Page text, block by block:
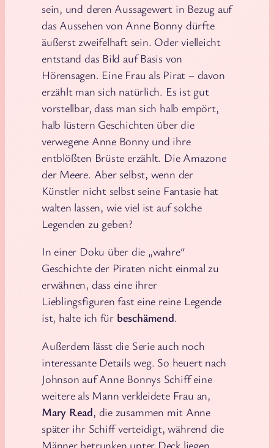
sein, und deren Aussagewert in Bezug auf
das Aussehen von Anne Bonny dürfte
äußerst zweifelhaft sein. Oder vielleicht
entstand das Bild auf Basis von
Hörensagen. Eine Frau als Pirat – davon
erzählt man sich natürlich. Es ist gut
vorstellbar, dass man sich halb empört,
halb lüstern Geschichten über die
verwegene Anne Bonny und ihre
entblößten Brüste erzählt. Die Amazone
der Meere. Aber selbst, wenn der
Künstler nicht selbst seine Fantasie hat
walten lassen, wie viel ist auf solche
Legenden zu geben?
In einer Doku über die „wahre“
Geschichte der Piraten nicht einmal zu
erwähnen, dass eine ihrer
Lieblingsfiguren fast eine reine Legende
ist, halte ich für beschämend.
Außerdem lässt die Serie auch noch
interessante Details weg. So heuert nach
Johnson auf Anne Bonnys Schiff eine
weitere als Mann verkleidete Frau an,
Mary Read, die zusammen mit Anne
später ihr Schiff verteidigt, während die
Männer betrunken unter Deck liegen